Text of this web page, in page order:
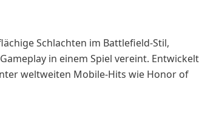
Schlachten im Battlefield-Stil,
in einem Spiel vereint. Entwickelt
weltweiten Mobile-Hits wie Honor of